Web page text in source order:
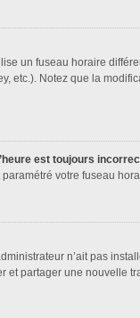
un fuseau horaire
etc.). Notez que la
est toujours
votre fuseau
n’ait pas
et partager une nouvelle